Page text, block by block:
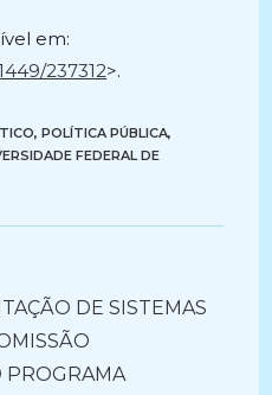
em:
237312>.
, POLÍTICA PÚBLICA,
FEDERAL DE
DE SISTEMAS
PROGRAMA